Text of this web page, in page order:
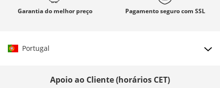
Garantiado melhor preço Pagamento seguro com SSL
Portugal
Apoio ao Cliente (horários CET)